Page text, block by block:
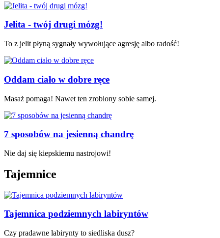
Jelita - twój drugi mózg!
To z jelit płyną sygnały wywołujące agresję albo radość!
Oddam ciało w dobre ręce
Masaż pomaga! Nawet ten zrobiony sobie samej.
7 sposobów na jesienną chandrę
Nie daj się kiepskiemu nastrojowi!
Tajemnice
Tajemnica podziemnych labiryntów
Czy pradawne labirynty to siedliska dusz?